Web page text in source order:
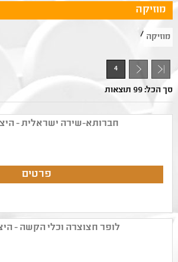
מוזיקה
מוזיקה /
- 1
4
סך הכל: 99 תוצאות
חברותא-שירה ישראלית -
לופר חצוצרה וכלי הקשה -